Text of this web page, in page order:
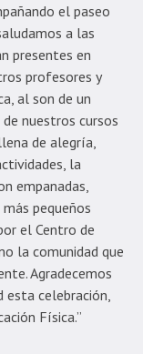
el paseo
a las
presentes en
profesores y
al son de un
nuestros cursos
de alegría,
la
empanadas,
pequeños
el Centro de
la comunidad que
Agradecemos
celebración,
Física.”